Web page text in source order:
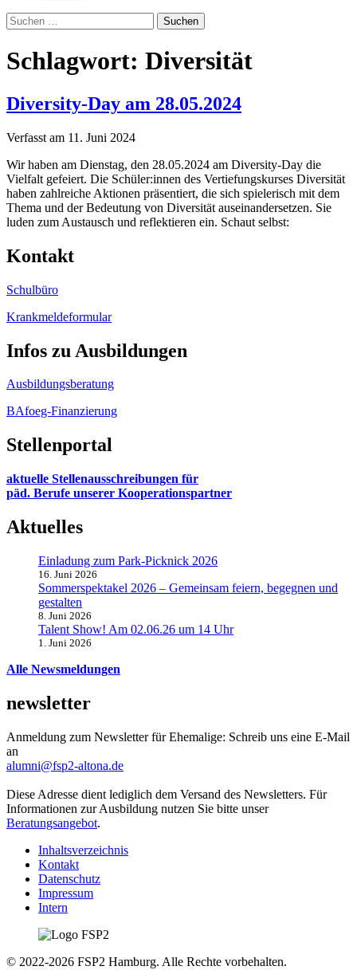
Suchen
Suchen
nach:
Schlagwort: Diversität
Diversity-Day am 28.05.2024
Verfasst am 11. Juni 2024
Wir haben am Dienstag, den 28.05.2024 am Diversity-Day die
Vielfalt gefeiert. Die Schüler:innen des Vertiefungskurses Diversität
haben zahlreiche Aktionen präsentiert, die sich spielerisch mit dem
Thema und der Bedeutung von Diversität auseinandersetzen. Sie
luden zum Austausch und reflektieren ein. Schaut selbst:
Kontakt
Schulbüro
Krankmeldeformular
Infos zu Ausbildungen
Ausbildungsberatung
BAfoeg-Finanzierung
Stellenportal
aktuelle Stellenausschreibungen für
päd. Berufe unserer Kooperationspartner
Aktuelles
Einladung zum Park-Picknick 2026
16. Juni 2026
Sommerspektakel 2026 – Gemeinsam feiern, begegnen und
gestalten
8. Juni 2026
Talent Show! Am 02.06.26 um 14 Uhr
1. Juni 2026
Alle Newsmeldungen
newsletter
Anmeldung zum Newsletter für Ehemalige: Schreib uns eine E-Mail
an
alumni@fsp2-altona.de
Diese Adresse dient lediglich dem Versand des Newsletters. Für
Informationen zur Ausbildung nutzen Sie bitte unser
Beratungsangebot.
Inhaltsverzeichnis
Kontakt
Datenschutz
Impressum
Intern
© 2022-2026 FSP2 Hamburg. Alle Rechte vorbehalten.